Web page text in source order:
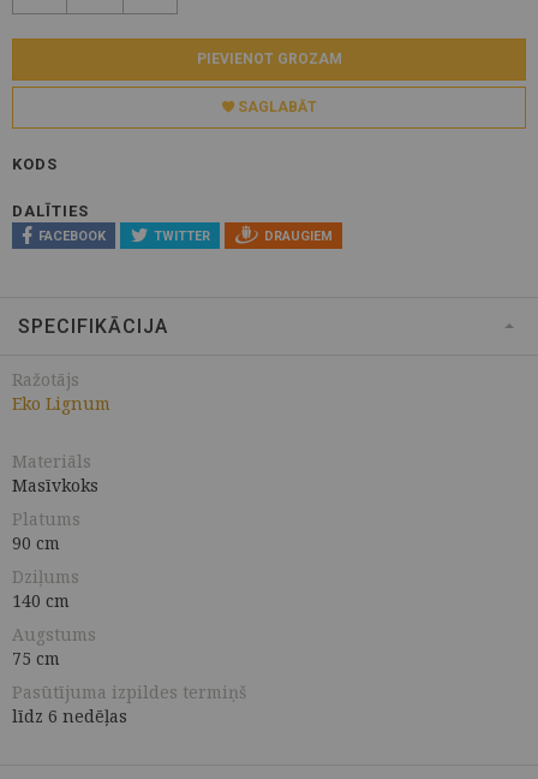
PIEVIENOT GROZAM
SAGLABĀT
KODS
DALĪTIES
FACEBOOK TWITTER DRAUGIEM
SPECIFIKĀCIJA
Ražotājs
Eko Lignum
Materiāls
Masīvkoks
Platums
90 cm
Dziļums
140 cm
Augstums
75 cm
Pasūtījuma izpildes termiņš
līdz 6 nedēļas